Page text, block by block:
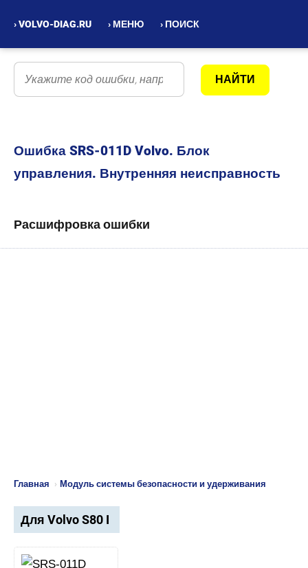
› VOLVO-DIAG.RU › МЕНЮ › ПОИСК
Ошибка SRS-011D Volvo. Блок
управления. Внутренняя неисправность
Расшифровка ошибки
Главная › Модуль системы безопасности и удерживания
Для Volvo S80 I